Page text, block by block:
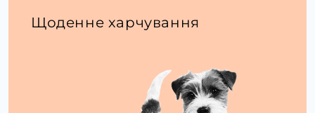
Щоденне харчування